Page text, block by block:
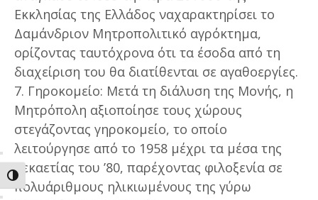
ΕΝΑΛΛΑΓΗ ΥΨΗΛΗΣ ΑΝΤΙΘΕΣΗΣ
Εκκλησίας της Ελλάδος ναχαρακτηρίσει το
Δαμάνδριον Μητροπολιτικό αγρόκτημα,
ορίζοντας ταυτόχρονα ότι τα έσοδα από τη
διαχείριση του θα διατίθενται σε αγαθοεργίες.
7. Γηροκομείο: Μετά τη διάλυση της Μονής, η
Μητρόπολη αξιοποίησε τους χώρους
στεγάζοντας γηροκομείο, το οποίο
λειτούργησε από το 1958 μέχρι τα μέσα της
δεκαετίας του ’80, παρέχοντας φιλοξενία σε
πολυάριθμους ηλικιωμένους της γύρω